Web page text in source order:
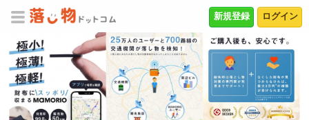
ログイン
新規登録